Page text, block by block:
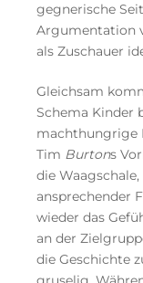
gegnerische
Argumentation
als Zuschauer
Gleichsam
Schema Kinder
machthungrige
Tim Burtons
die
ansprechender
wieder das
an der
die Geschichte